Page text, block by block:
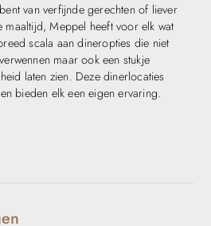
van verfijnde gerechten of liever
maaltijd, Meppel heeft voor elk wat
scala aan dineropties die niet
maar ook een stukje
laten zien. Deze dinerlocaties
bieden elk een eigen ervaring.